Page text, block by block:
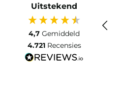
Uitstekend
4,7 Gemiddeld
4.721 Recensies